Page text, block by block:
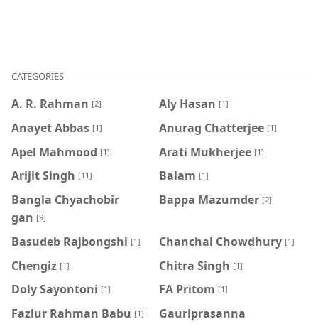
CATEGORIES
A. R. Rahman [2] Aly Hasan [1]
Anayet Abbas [1] Anurag Chatterjee [1]
Apel Mahmood [1] Arati Mukherjee [1]
Arijit Singh [11] Balam [1]
Bangla Chyachobir
gan [9]
Bappa Mazumder [2]
Basudeb Rajbongshi [1] Chanchal Chowdhury [1]
Chengiz [1] Chitra Singh [1]
Doly Sayontoni [1] FA Pritom [1]
Fazlur Rahman Babu [1]
Gauriprasanna